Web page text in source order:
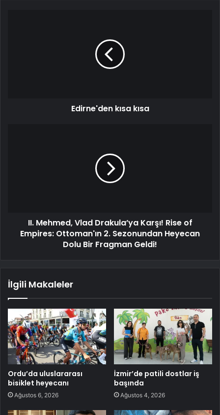
Edirne'den kısa kısa
II. Mehmed, Vlad Drakula’ya Karşı! Rise of
Empires: Ottoman'ın 2. Sezonundan Heyecan
Dolu Bir Fragman Geldi!
İlgili Makaleler
Ordu’da uluslararası
bisiklet heyecanı
Ağustos 6, 2026
İzmir’de patili dostlar iş
başında
Ağustos 4, 2026